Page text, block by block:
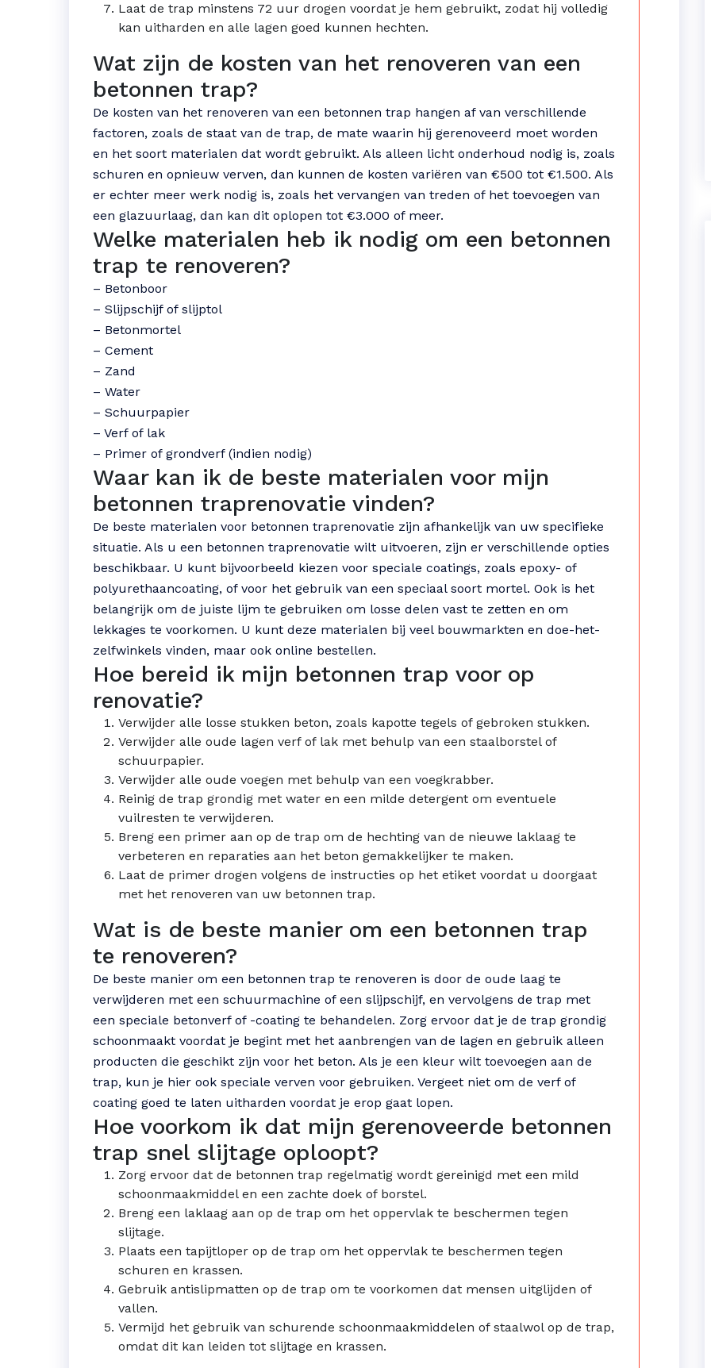
Laat de trap minstens 72 uur drogen voordat je hem gebruikt, zodat hij volledig
kan uitharden en alle lagen goed kunnen hechten.
Wat zijn de kosten van het renoveren van een
betonnen trap?
De kosten van het renoveren van een betonnen trap hangen af van verschillende
factoren, zoals de staat van de trap, de mate waarin hij gerenoveerd moet worden
en het soort materialen dat wordt gebruikt. Als alleen licht onderhoud nodig is, zoals
schuren en opnieuw verven, dan kunnen de kosten variëren van €500 tot €1.500. Als
er echter meer werk nodig is, zoals het vervangen van treden of het toevoegen van
een glazuurlaag, dan kan dit oplopen tot €3.000 of meer.
Welke materialen heb ik nodig om een betonnen
trap te renoveren?
– Betonboor
– Slijpschijf of slijptol
– Betonmortel
– Cement
– Zand
– Water
– Schuurpapier
– Verf of lak
– Primer of grondverf (indien nodig)
Waar kan ik de beste materialen voor mijn
betonnen traprenovatie vinden?
De beste materialen voor betonnen traprenovatie zijn afhankelijk van uw specifieke
situatie. Als u een betonnen traprenovatie wilt uitvoeren, zijn er verschillende opties
beschikbaar. U kunt bijvoorbeeld kiezen voor speciale coatings, zoals epoxy- of
polyurethaancoating, of voor het gebruik van een speciaal soort mortel. Ook is het
belangrijk om de juiste lijm te gebruiken om losse delen vast te zetten en om
lekkages te voorkomen. U kunt deze materialen bij veel bouwmarkten en doe-het-
zelfwinkels vinden, maar ook online bestellen.
Hoe bereid ik mijn betonnen trap voor op
renovatie?
Verwijder alle losse stukken beton, zoals kapotte tegels of gebroken stukken.
Verwijder alle oude lagen verf of lak met behulp van een staalborstel of
schuurpapier.
Verwijder alle oude voegen met behulp van een voegkrabber.
Reinig de trap grondig met water en een milde detergent om eventuele
vuilresten te verwijderen.
Breng een primer aan op de trap om de hechting van de nieuwe laklaag te
verbeteren en reparaties aan het beton gemakkelijker te maken.
Laat de primer drogen volgens de instructies op het etiket voordat u doorgaat
met het renoveren van uw betonnen trap.
Wat is de beste manier om een betonnen trap
te renoveren?
De beste manier om een betonnen trap te renoveren is door de oude laag te
verwijderen met een schuurmachine of een slijpschijf, en vervolgens de trap met
een speciale betonverf of -coating te behandelen. Zorg ervoor dat je de trap grondig
schoonmaakt voordat je begint met het aanbrengen van de lagen en gebruik alleen
producten die geschikt zijn voor het beton. Als je een kleur wilt toevoegen aan de
trap, kun je hier ook speciale verven voor gebruiken. Vergeet niet om de verf of
coating goed te laten uitharden voordat je erop gaat lopen.
Hoe voorkom ik dat mijn gerenoveerde betonnen
trap snel slijtage oploopt?
Zorg ervoor dat de betonnen trap regelmatig wordt gereinigd met een mild
schoonmaakmiddel en een zachte doek of borstel.
Breng een laklaag aan op de trap om het oppervlak te beschermen tegen
slijtage.
Plaats een tapijtloper op de trap om het oppervlak te beschermen tegen
schuren en krassen.
Gebruik antislipmatten op de trap om te voorkomen dat mensen uitglijden of
vallen.
Vermijd het gebruik van schurende schoonmaakmiddelen of staalwol op de trap,
omdat dit kan leiden tot slijtage en krassen.